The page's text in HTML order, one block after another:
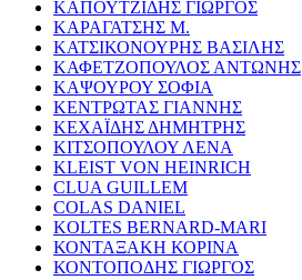
ΚΑΠΟΥΤΖΙΔΗΣ ΓΙΩΡΓΟΣ
ΚΑΡΑΓΑΤΣΗΣ Μ.
ΚΑΤΣΙΚΟΝΟΥΡΗΣ ΒΑΣΙΛΗΣ
ΚΑΦΕΤΖΟΠΟΥΛΟΣ ΑΝΤΩΝΗΣ
ΚΑΨΟΥΡΟΥ ΣΟΦΙΑ
ΚΕΝΤΡΩΤΑΣ ΓΙΑΝΝΗΣ
ΚΕΧΑΪΔΗΣ ΔΗΜΗΤΡΗΣ
ΚΙΤΣΟΠΟΥΛΟΥ ΛΕΝΑ
KLEIST VON HEINRICH
CLUA GUILLEM
COLAS DANIEL
KOLTES BERNARD-MARI
ΚΟΝΤΑΞΑΚΗ ΚΟΡΙΝΑ
ΚΟΝΤΟΠΟΔΗΣ ΓΙΩΡΓΟΣ